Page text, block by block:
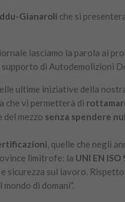
Gianaroli che si
lasciamo la parola ai
supporto di Autodemolizioni
ultime iniziative della
che vi permetterà di
mezzo senza spendere
, quelle che negli
limitrofe: la UNI EN
sicurezza sul lavoro.
di domani”.